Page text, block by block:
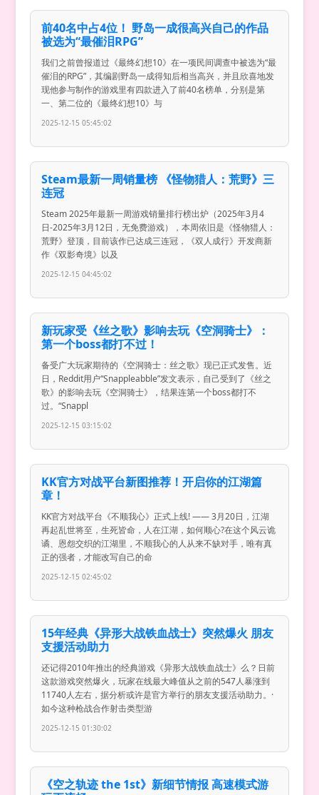
前40名中占4位！ 野岛一成很高兴自己的作品
被选为“最催泪RPG”
我们之前曾报道过《最终幻想10》在一项民间调查中被选为“最
催泪的RPG”，其编剧野岛一成得知后相当高兴，并且欣喜地发
现他参与制作的游戏里有四款进入了前40名榜单，分别是第
一、第二位的《最终幻想10》与
2025-12-15 05:45:02
Steam最新一周销量榜 《怪物猎人：荒野》三
连冠
Steam 2025年最新一周游戏销量排行榜出炉（2025年3月4
日-2025年3月12日，无免费游戏），本周依旧是《怪物猎人：
荒野》登顶，目前该作已达成三连冠，《双人成行》开发商新
作《双影奇境》以及
2025-12-15 04:45:02
新玩家受《丝之歌》影响去玩《空洞骑士》：
第一个boss都打不过！
备受广大玩家期待的《空洞骑士：丝之歌》现已正式发售。近
日，Reddit用户“Snappleabble”发文表示，自己受到了《丝之
歌》的影响去玩《空洞骑士》，结果连第一个boss都打不
过。“Snappl
2025-12-15 03:15:02
KK官方对战平台新图推荐！开启你的江湖篇
章！
KK官方对战平台《不顺我心》正式上线! —— 3月20日，江湖
再起乱世将至，生死皆命，人在江湖，如何顺心?在这个风云诡
谲、恩怨交织的江湖里，不顺我心的人从来不缺对手，唯有真
正的强者，才能改写自己的命
2025-12-15 02:45:02
15年经典《异形大战铁血战士》突然爆火 朋友
支援活动助力
还记得2010年推出的经典游戏《异形大战铁血战士》么？日前
这款游戏突然爆火，玩家在线最大峰值从之前的547人暴涨到
11740人左右，据分析或许是官方举行的朋友支援活动助力。·
如今这种枪战合作射击类型游
2025-12-15 01:30:02
《空之轨迹 the 1st》新细节情报 高速模式游